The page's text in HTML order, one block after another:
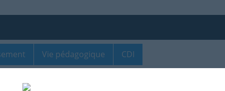
Vie pédagogique CDI